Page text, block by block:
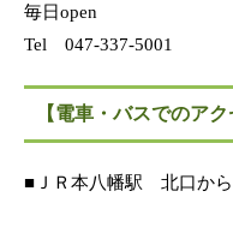
毎日open
Tel 047-337-5001
【電車・バスでのアク
■ＪＲ本八幡駅 北口か